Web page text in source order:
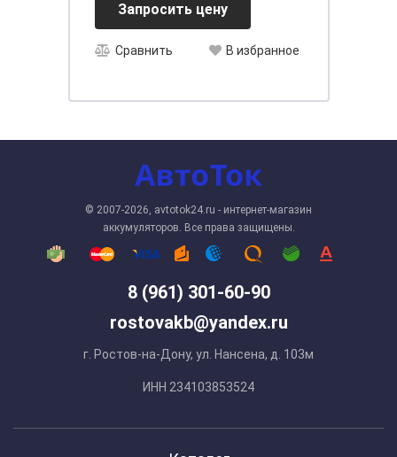
Запросить цену
Сравнить В избранное
8 (961) 301-60-90
rostovakb@yandex.ru
г. Ростов-на-Дону, ул. Нансена, д. 103м
ИНН 234103853524
© 2007-2026, avtotok24.ru - интернет-магазин
аккумуляторов. Все права защищены.